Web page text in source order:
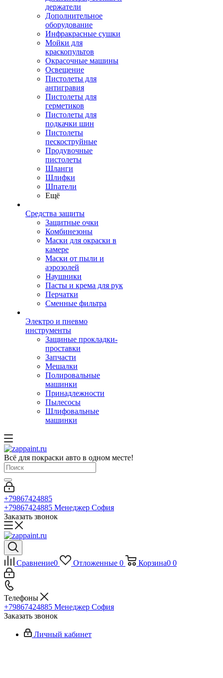
держатели
Дополнительное
оборудование
Инфракрасные сушки
Мойки для
краскопультов
Окрасочные машины
Освещение
Пистолеты для
антигравия
Пистолеты для
герметиков
Пистолеты для
подкачки шин
Пистолеты
пескоструйные
Продувочные
пистолеты
Шланги
Шлифки
Шпатели
Ещё
Средства защиты
Защитные очки
Комбинезоны
Маски для окраски в
камере
Маски от пыли и
аэрозолей
Наушники
Пасты и крема для рук
Перчатки
Сменные фильтра
Электро и пневмо
инструменты
Защиные прокладки-
проставки
Запчасти
Мешалки
Полировальные
машинки
Принадлежности
Пылесосы
Шлифовальные
машинки
Всё для покраски авто в одном месте!
+79867424885
+79867424885 Менеджер София
Заказать звонок
Сравнение0 Отложенные 0 Корзина0 0
Телефоны
+79867424885 Менеджер София
Заказать звонок
Личный кабинет